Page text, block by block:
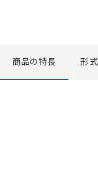
商品の特長 形